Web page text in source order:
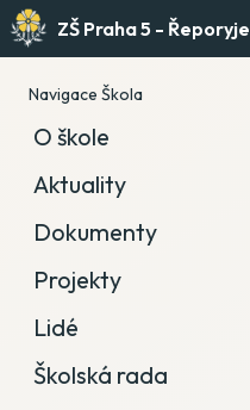
ZŠ Praha 5 - Řeporyje
Navigace Škola
O škole
Aktuality
Dokumenty
Projekty
Lidé
Školská rada